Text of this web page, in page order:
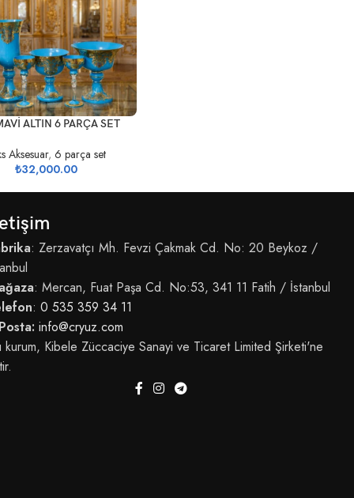
ALTIN 6 PARÇA SET
Aksesuar, 6 parça set
₺32,000.00
: Zerzavatçı Mh. Fevzi Çakmak Cd. No: 20 Beykoz /
: Mercan, Fuat Paşa Cd. No:53, 341 11 Fatih / İstanbul
: 0 535 359 34 11
info@cryuz.com
kurum, Kibele Züccaciye Sanayi ve Ticaret Limited Şirketi'ne